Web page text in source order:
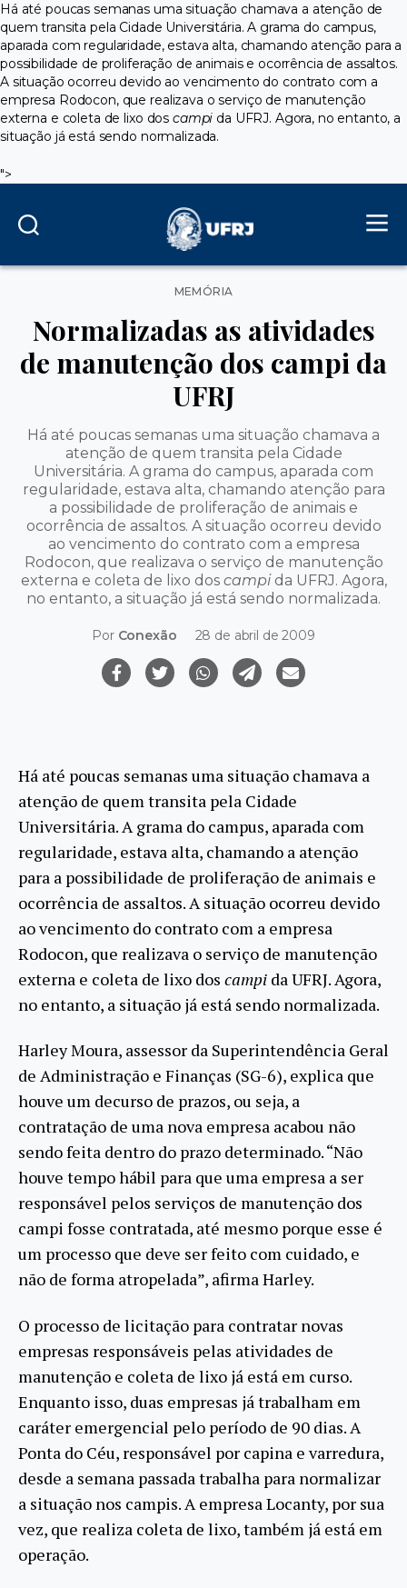
Há até poucas semanas uma situação chamava a atenção de
quem transita pela Cidade Universitária. A grama do campus,
aparada com regularidade, estava alta, chamando atenção para a
possibilidade de proliferação de animais e ocorrência de assaltos.
A situação ocorreu devido ao vencimento do contrato com a
empresa Rodocon, que realizava o serviço de manutenção
externa e coleta de lixo dos campi da UFRJ. Agora, no entanto, a
situação já está sendo normalizada.
">
Categorias
MEMÓRIA
Normalizadas as atividades
de manutenção dos campi da
UFRJ
Há até poucas semanas uma situação chamava a
atenção de quem transita pela Cidade
Universitária. A grama do campus, aparada com
regularidade, estava alta, chamando atenção para
a possibilidade de proliferação de animais e
ocorrência de assaltos. A situação ocorreu devido
ao vencimento do contrato com a empresa
Rodocon, que realizava o serviço de manutenção
externa e coleta de lixo dos campida UFRJ. Agora,
no entanto, a situação já está sendo normalizada.
Por Conexão 28 de abril de 2009
Há até poucas semanas uma situação chamava a
atenção de quem transita pela Cidade
Universitária. A grama do campus, aparada com
regularidade, estava alta, chamando a atenção
para a possibilidade de proliferação de animais e
ocorrência de assaltos. A situação ocorreu devido
ao vencimento do contrato com a empresa
Rodocon, que realizava o serviço de manutenção
externa e coleta de lixo dos campi da UFRJ. Agora,
no entanto, a situação já está sendo normalizada.
Harley Moura, assessor da Superintendência Geral
de Administração e Finanças (SG-6), explica que
houve um decurso de prazos, ou seja, a
contratação de uma nova empresa acabou não
sendo feita dentro do prazo determinado. “Não
houve tempo hábil para que uma empresa a ser
responsável pelos serviços de manutenção dos
campi fosse contratada, até mesmo porque esse é
um processo que deve ser feito com cuidado, e
não de forma atropelada”, afirma Harley.
O processo de licitação para contratar novas
empresas responsáveis pelas atividades de
manutenção e coleta de lixo já está em curso.
Enquanto isso, duas empresas já trabalham em
caráter emergencial pelo período de 90 dias. A
Ponta do Céu, responsável por capina e varredura,
desde a semana passada trabalha para normalizar
a situação nos campis. A empresa Locanty, por sua
vez, que realiza coleta de lixo, também já está em
operação.